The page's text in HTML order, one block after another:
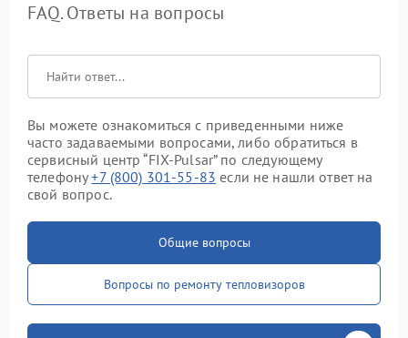
FAQ. Ответы на вопросы
Вы можете ознакомиться с приведенными ниже
часто задаваемыми вопросами, либо обратиться в
сервисный центр “FIX-Pulsar” по следующему
телефону+7 (800) 301-55-83 если не нашли ответ на
свой вопрос.
Общие вопросы
Вопросы по ремонту тепловизоров